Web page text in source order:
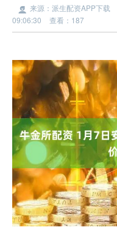
来源：派生配资APP下载
09:06:30
查看：187